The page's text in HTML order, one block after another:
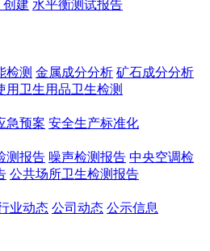
建 水平衡测试报告
检测 金属成分分析 矿石成分分析
用卫生用品卫生检测
急预案 安全生产标准化
测报告 噪声检测报告 中央空调检
公共场所卫生检测报告
业动态 公司动态 公示信息